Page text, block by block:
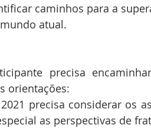
caminhos para a
atual.
precisa
orientações:
precisa considerar os
as perspectivas de